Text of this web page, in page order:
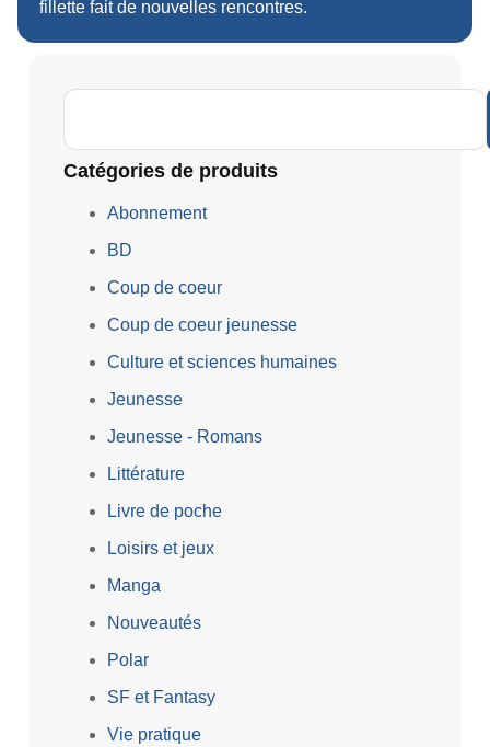
fillette fait de nouvelles rencontres.
Catégories de produits
Abonnement
BD
Coup de coeur
Coup de coeur jeunesse
Culture et sciences humaines
Jeunesse
Jeunesse - Romans
Littérature
Livre de poche
Loisirs et jeux
Manga
Nouveautés
Polar
SF et Fantasy
Vie pratique